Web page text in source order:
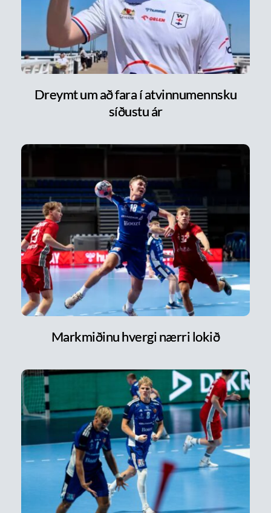
Dreymt um að fara í atvinnumennsku
síðustu ár
Markmiðinu hvergi nærri lokið